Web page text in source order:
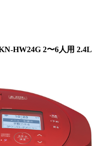
HW24G 2〜6人用 2.4L